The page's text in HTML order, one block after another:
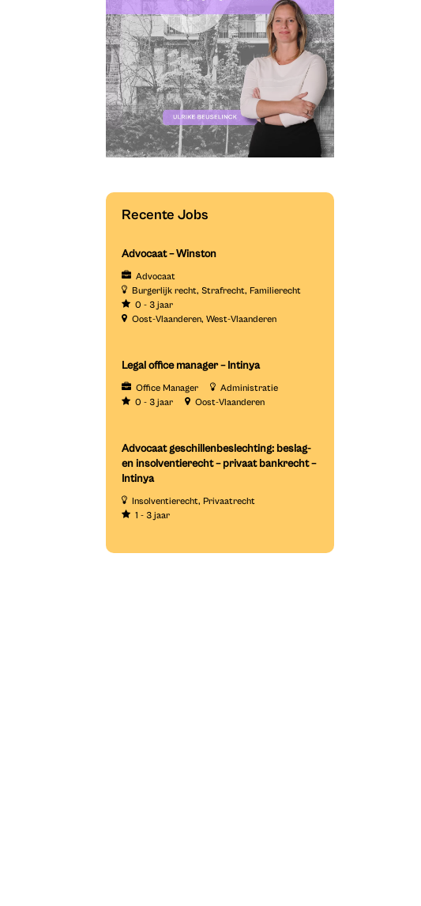
Recente Jobs
Advocaat – Winston
Advocaat
Burgerlijk recht Strafrecht Familierecht
0 - 3 jaar
Oost-Vlaanderen West-Vlaanderen
Legal office manager – Intinya
Office Manager
Administratie
0 - 3 jaar
Oost-Vlaanderen
Advocaat geschillenbeslechting: beslag-
en insolventierecht – privaat bankrecht –
Intinya
Insolventierecht Privaatrecht
1 - 3 jaar